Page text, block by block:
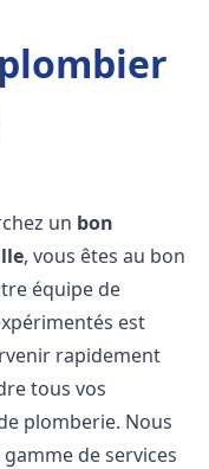
un bon
, vous êtes au bon
équipe de
est
rapidement
tous vos
plomberie. Nous
de services